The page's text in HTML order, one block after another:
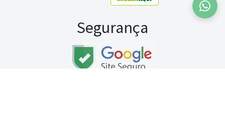
Segurança